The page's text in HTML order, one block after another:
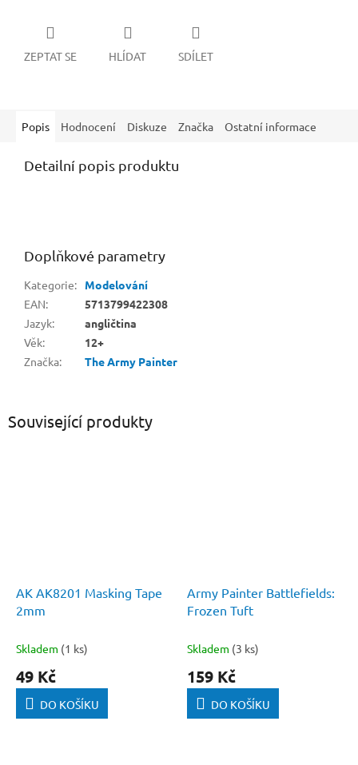
ZEPTAT SE HLÍDAT SDÍLET
Související produkty
AK AK8201 Masking Tape
2mm
Skladem (1 ks)
49 Kč
DO KOŠÍKU
Army Painter Battlefields:
Frozen Tuft
Skladem (3 ks)
159 Kč
DO KOŠÍKU
Popis Hodnocení Diskuze Značka Ostatní informace
Detailní popis produktu
Doplňkové parametry
Kategorie:
Modelování
EAN:
5713799422308
Jazyk:
angličtina
Věk:
12+
Značka: The Army Painter